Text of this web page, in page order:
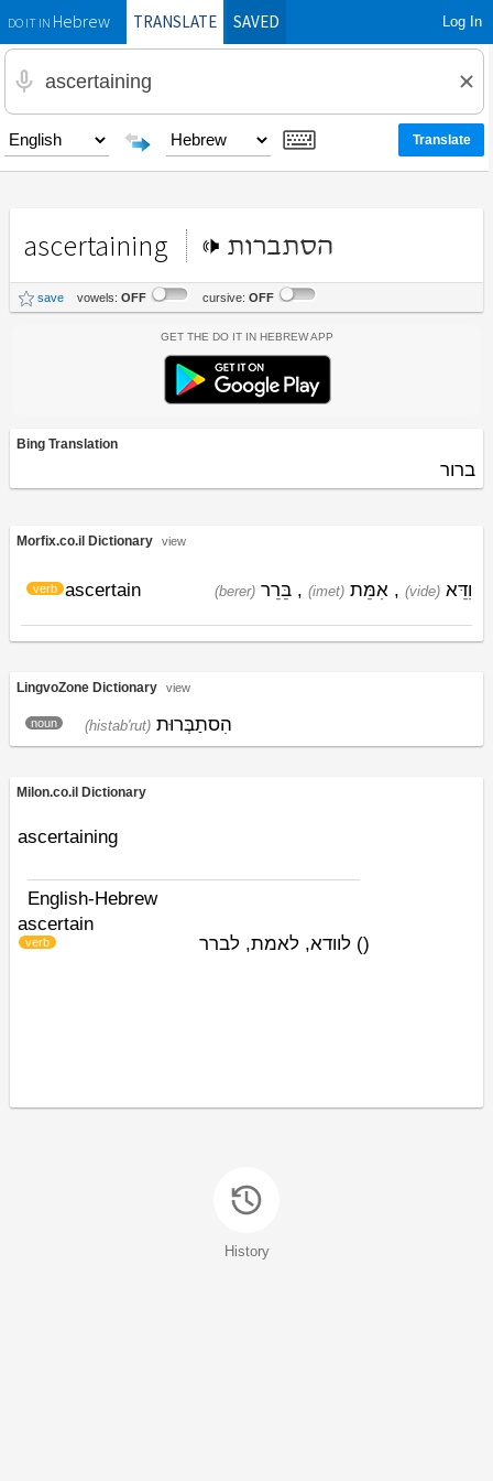
DO IT INHebrewTRANSLATE SAVED Log In
ascertaining הסתברות
save vowels: OFF cursive: OFF
Get the Do It In Hebrew App
Bing Translation
ברור
Morfix.co.il Dictionary view
ascertain
verb (vide) וִדֵּא ,
(imet) אִמֵּת ,
(berer) בֵּרֵר
LingvoZone Dictionary view
noun (histab'rut) הִסתַבְּרוּת
Milon.co.il Dictionary
ascertaining
English-Hebrew
ascertain
(
verb ) לוודא, לאמת, לברר
History